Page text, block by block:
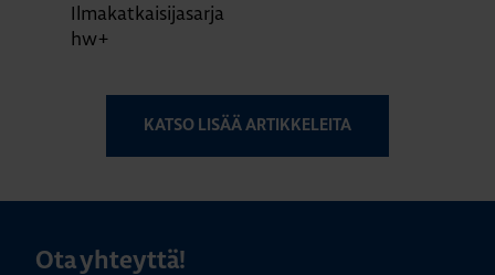
Ilmakatkaisijasarja
hw+
KATSO LISÄÄ ARTIKKELEITA
Ota yhteyttä!